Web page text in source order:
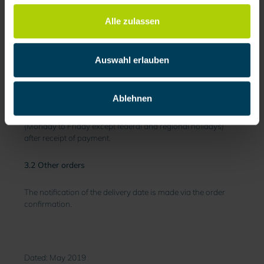
Alle zulassen
Auswahl erlauben
Ablehnen
orders):
will be communicated by order confirmation.
Germany and other EU countries: within 3-5 working days
(Monday to Friday except federal and regional holidays)
after receipt of payment.
3.2 Other orders
The notification of the delivery date is made via the order
confirmation.
Dated: May 2019